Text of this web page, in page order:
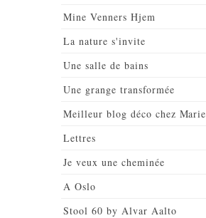
Mine Venners Hjem
La nature s'invite
Une salle de bains
Une grange transformée
Meilleur blog déco chez
Lettres
Je veux une cheminée
A Oslo
Stool 60 by Alvar Aalto